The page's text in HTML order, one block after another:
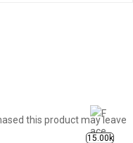
this product may leave
15.00k